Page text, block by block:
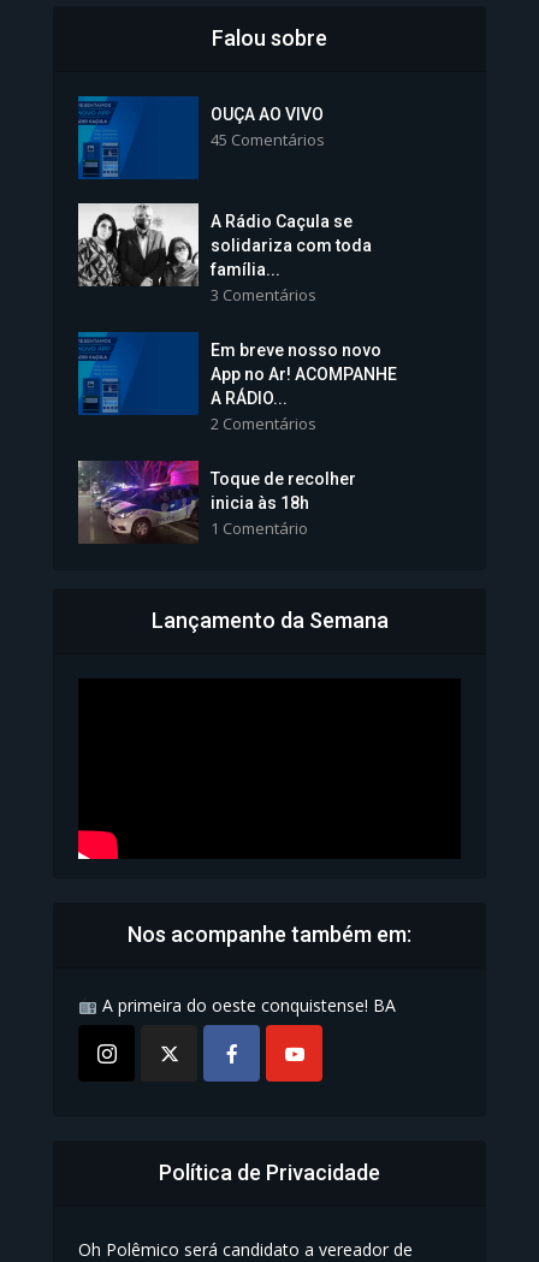
Colégios da Polícia...
Vice-Prefeita Sheila Lemos
tomará posse nesta...
1.101 Modos de exibição
Bahia inicia emissão da
Falou sobre
OUÇA AO VIVO
45 Comentários
A Rádio Caçula se
solidariza com toda
família...
3 Comentários
Em breve nosso novo
App no Ar! ACOMPANHE
A RÁDIO...
2 Comentários
Toque de recolher
inicia às 18h
1 Comentário
Lançamento da Semana
Nos acompanhe também em:
A primeira do oeste conquistense! BA
Política de Privacidade
Oh Polêmico será candidato a vereador de